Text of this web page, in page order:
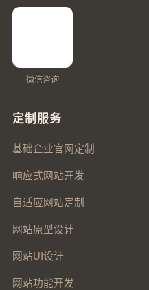
微信咨询
定制服务
基础企业官网定制
响应式网站开发
自适应网站定制
网站原型设计
网站UI设计
网站功能开发